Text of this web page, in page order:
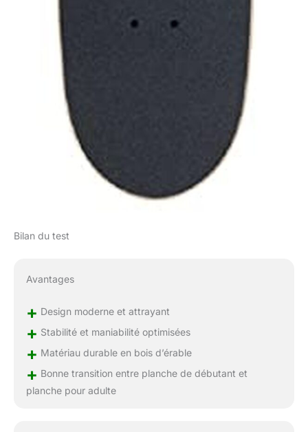
Bilan du test
Avantages
+ Design moderne et attrayant
+ Stabilité et maniabilité optimisées
+ Matériau durable en bois d’érable
+ Bonne transition entre planche de débutant et
planche pour adulte